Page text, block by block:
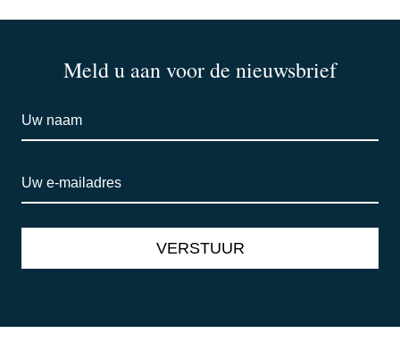
Meld u aan voor de nieuwsbrief